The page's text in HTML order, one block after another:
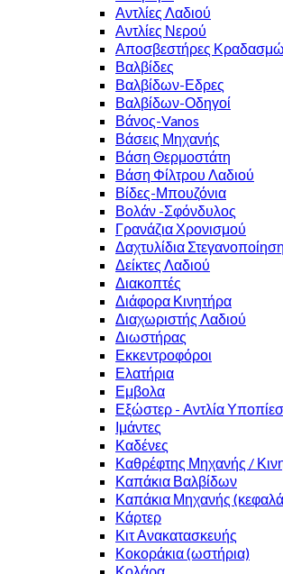
Αντλίες Λαδιού
Αντλίες Νερού
Αποσβεστήρες
Βαλβίδες
Βαλβίδων-Εδρες
Βαλβίδων-Οδηγοί
Βάνος-Vanos
Βάσεις Μηχανής
Βάση Θερμοστάτη
Βάση Φίλτρου Λαδιού
Βίδες-Μπουζόνια
Βολάν -Σφόνδυλος
Γρανάζια Χρονισμού
Δαχτυλίδια
Δείκτες Λαδιού
Διακοπτές
Διάφορα Κινητήρα
Διαχωριστής Λαδιού
Διωστήρας
Εκκεντροφόροι
Ελατήρια
Εμβολα
Εξώστερ - Αντλία
Ιμάντες
Καδένες
Καθρέφτης Μηχανής /
Καπάκια Βαλβίδων
Καπάκια Μηχανής
Κάρτερ
Κιτ Ανακατασκευής
Κοκοράκια (ωστήρια)